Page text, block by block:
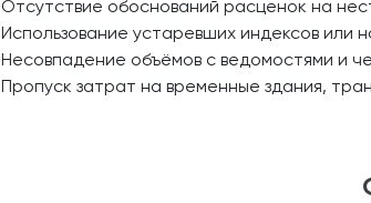
Отсутствие обоснований расценок на
Использование устаревших индексов или
Несовпадение объёмов с ведомостями и
Пропуск затрат на временные здания,